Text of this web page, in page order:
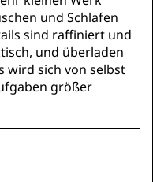
und Schlafen
sind raffiniert und
und überladen
wird sich von selbst
größer